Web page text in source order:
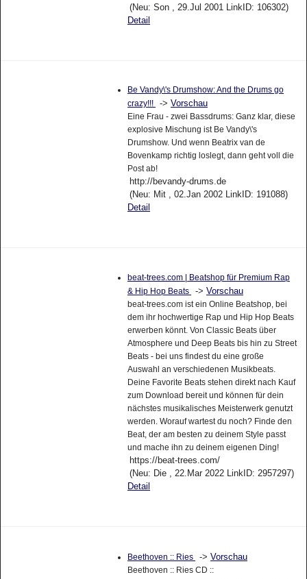
(Neu: Son , 29.Jul 2001 LinkID: 106302)
Detail
Be Vandy\'s Drumshow: And the Drums go
crazy!!!
-> Vorschau
Eine Frau - zwei Bassdrums: Ganz klar, diese
explosive Mischung ist Be Vandy\'s
Drumshow. Und wenn Beatrix van de
Bovenkamp richtig loslegt, dann geht voll die
Post ab!
http://bevandy-drums.de
(Neu: Mit , 02.Jan 2002 LinkID: 191088)
Detail
beat-trees.com | Beatshop für Premium Rap
& Hip Hop Beats
-> Vorschau
beat-trees.com ist ein Online Beatshop, bei
dem ihr hochwertige Rap und Hip Hop Beats
erwerben könnt. Von Classic Beats über
Atmosphere und Deep Beats bis hin zu Street
Beats - bei uns findest du eine große
Auswahl an verschiedenen Musikbeats.
Deine Favorite Beats stehen direkt nach Kauf
zum Download bereit und können für dein
nächstes musikalisches Meisterwerk genutzt
werden. Worauf wartest du noch? Finde den
Beat, der am besten zu deinem Style passt
und mache ihn zu deinem eigenen Ding!
https://beat-trees.com/
(Neu: Die , 22.Mar 2022 LinkID: 2957297)
Detail
Beethoven :: Ries -> Vorschau
Beethoven :: Ries CD ::